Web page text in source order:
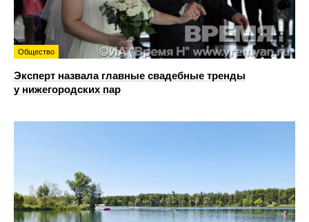
Общество
Эксперт назвала главные свадебные тренды
у нижегородских пар